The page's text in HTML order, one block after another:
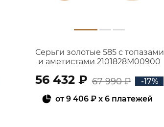
Серьги золотые 585 с топазами
и аметистами 2101828М00900
56 432 ₽ 67 990 ₽
-17%
от9 406 ₽ x 6 платежей